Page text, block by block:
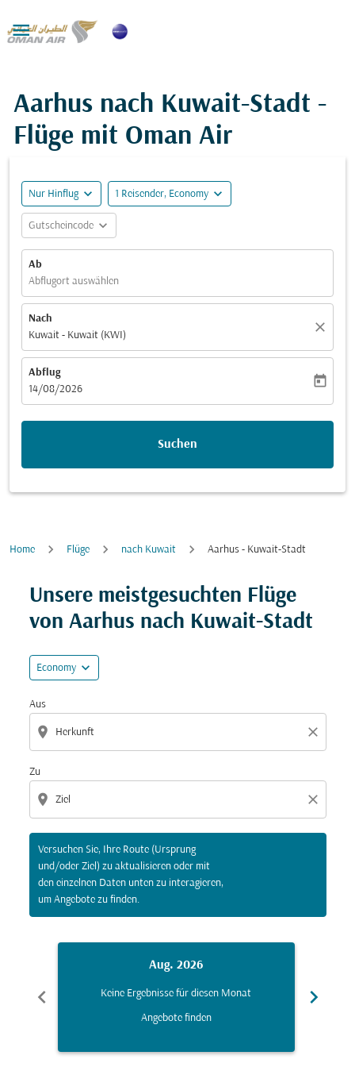

Aarhus nach Kuwait-Stadt -
Flüge mit Oman Air
Nur Hinflug expand_more 1 Reisender, Economy expand_more
Gutscheincode expand_more
Ab
Abflugort auswählen
Nach
Kuwait - Kuwait (KWI)
close
Abflug
fc-booking-departure-date-aria-label
14/08/2026
today
Suchen
Home Flüge nach Kuwait Aarhus - Kuwait-Stadt
Unsere meistgesuchten Flüge
von Aarhus nach Kuwait-Stadt
Economy expand_more
Aus
location_on close
Zu
location_on close
Versuchen Sie, Ihre Route (Ursprung
und/oder Ziel) zu aktualisieren oder mit
den einzelnen Daten unten zu interagieren,
um Angebote zu finden.
Versuchen Sie, Ihre Route (Ursprung und/oder Ziel)
chevron_left
Aug. 2026
Keine Ergebnisse für diesen Monat
Angebote finden
chevron_right